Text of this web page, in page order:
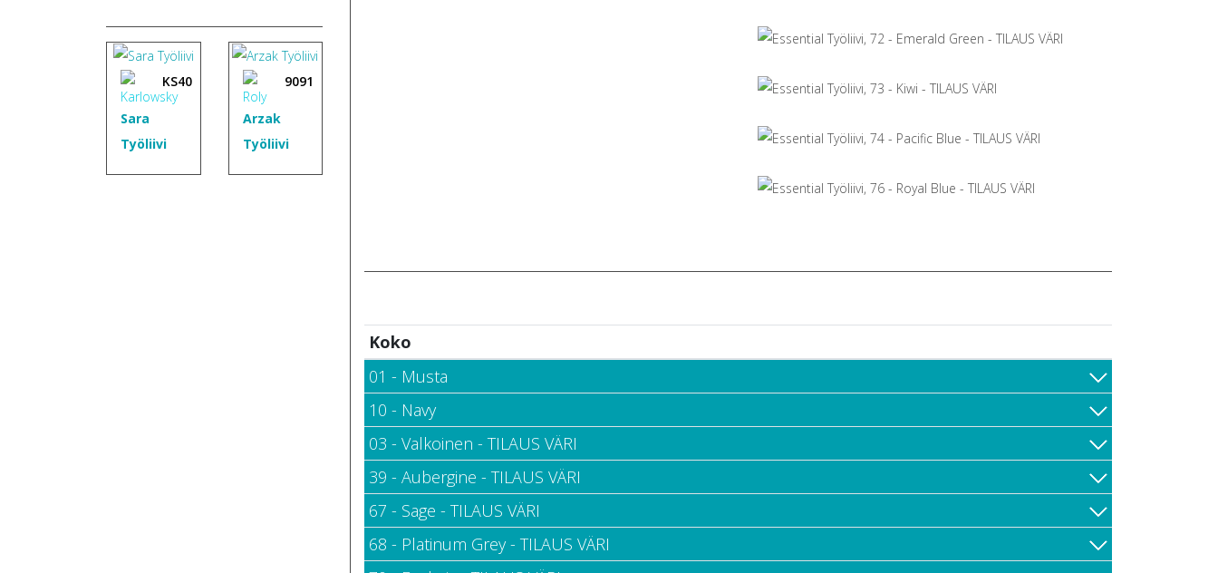
KS40
Sara
Työliivi
9091
Arzak
Työliivi
Koko
01 - Musta
10 - Navy
03 - Valkoinen - TILAUS VÄRI
39 - Aubergine - TILAUS VÄRI
67 - Sage - TILAUS VÄRI
68 - Platinum Grey - TILAUS VÄRI